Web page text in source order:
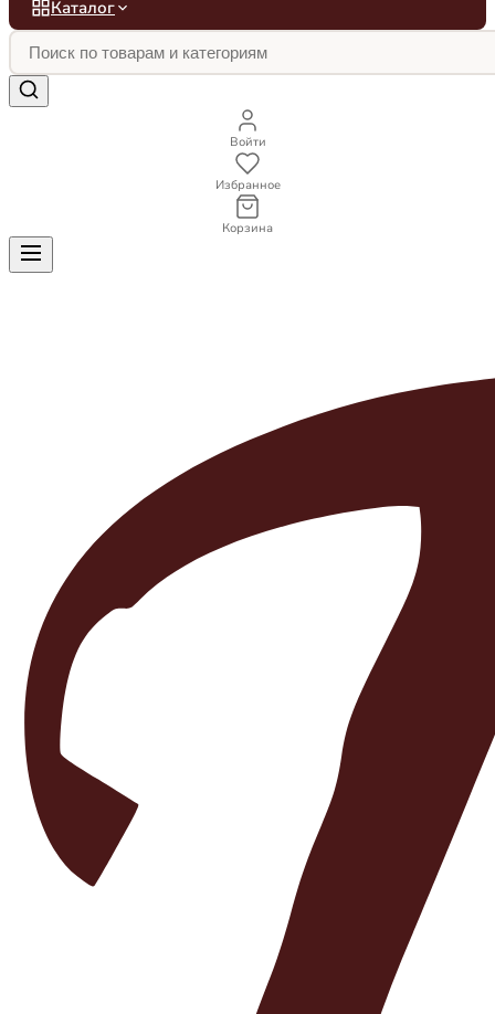
Каталог
Войти
Избранное
Корзина